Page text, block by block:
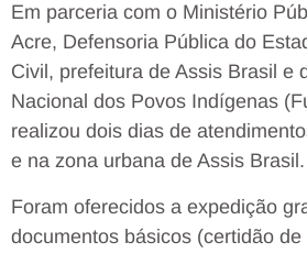
Em parceria com o Ministério
Acre, Defensoria Pública do
Civil, prefeitura de Assis Brasil e
Nacional dos Povos Indígenas
realizou dois dias de
e na zona urbana de Assis Brasil.
Foram oferecidos a expedição
documentos básicos (certidão de